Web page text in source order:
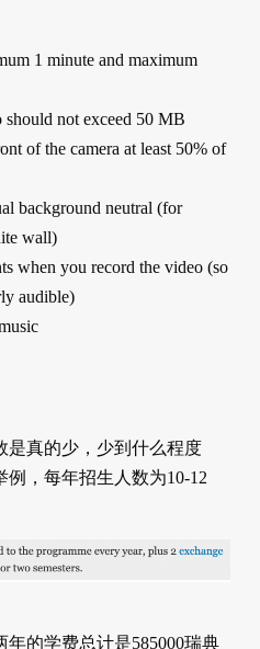
1 minute and maximum
not exceed 50 MB
of the camera at least 50% of
background neutral (for
wall)
when you record the video (so
audible)
是真的少，少到什么程度
，每年招生人数为10-12
的学费总计是585000瑞典